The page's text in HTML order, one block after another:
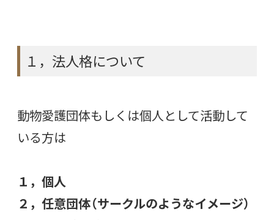
１，法人格について
動物愛護団体もしくは個人として活動して
いる方は
１，個人
２，任意団体（サークルのようなイメージ）